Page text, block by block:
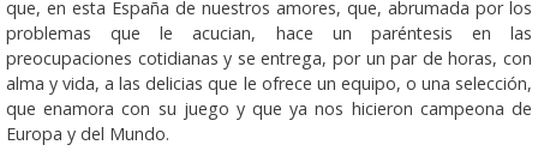
que, en esta España de nuestros amores, que, abrumada por los
problemas que le acucian, hace un paréntesis en las
preocupaciones cotidianas y se entrega, por un par de horas, con
alma y vida, a las delicias que le ofrece un equipo, o una selección,
que enamora con su juego y que ya nos hicieron campeona de
Europa y del Mundo.